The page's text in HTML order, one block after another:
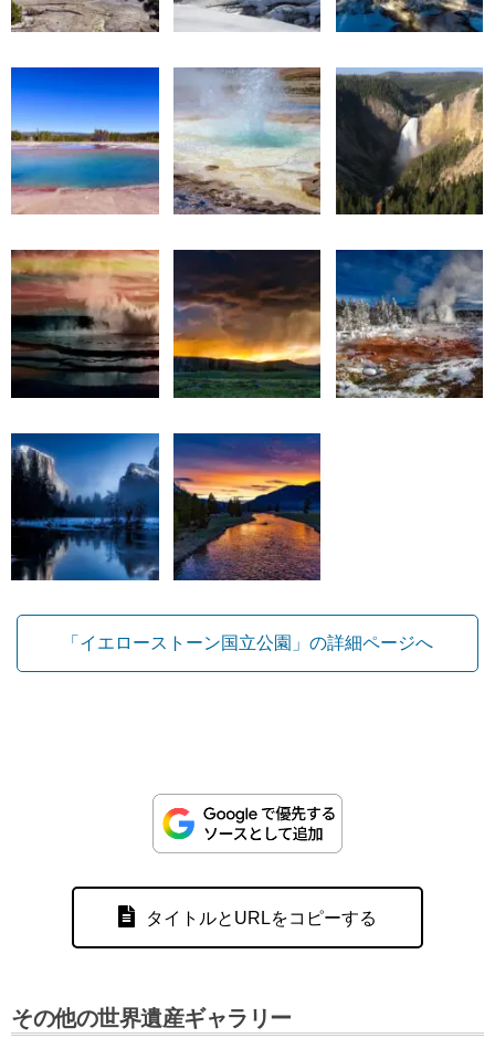
「イエローストーン国立公園」の詳細ページへ
タイトルとURLをコピーする
その他の世界遺産ギャラリー